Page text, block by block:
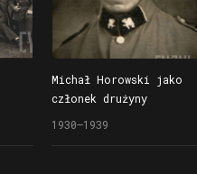
Michał Horowski jako
członek drużyny
1930–1939